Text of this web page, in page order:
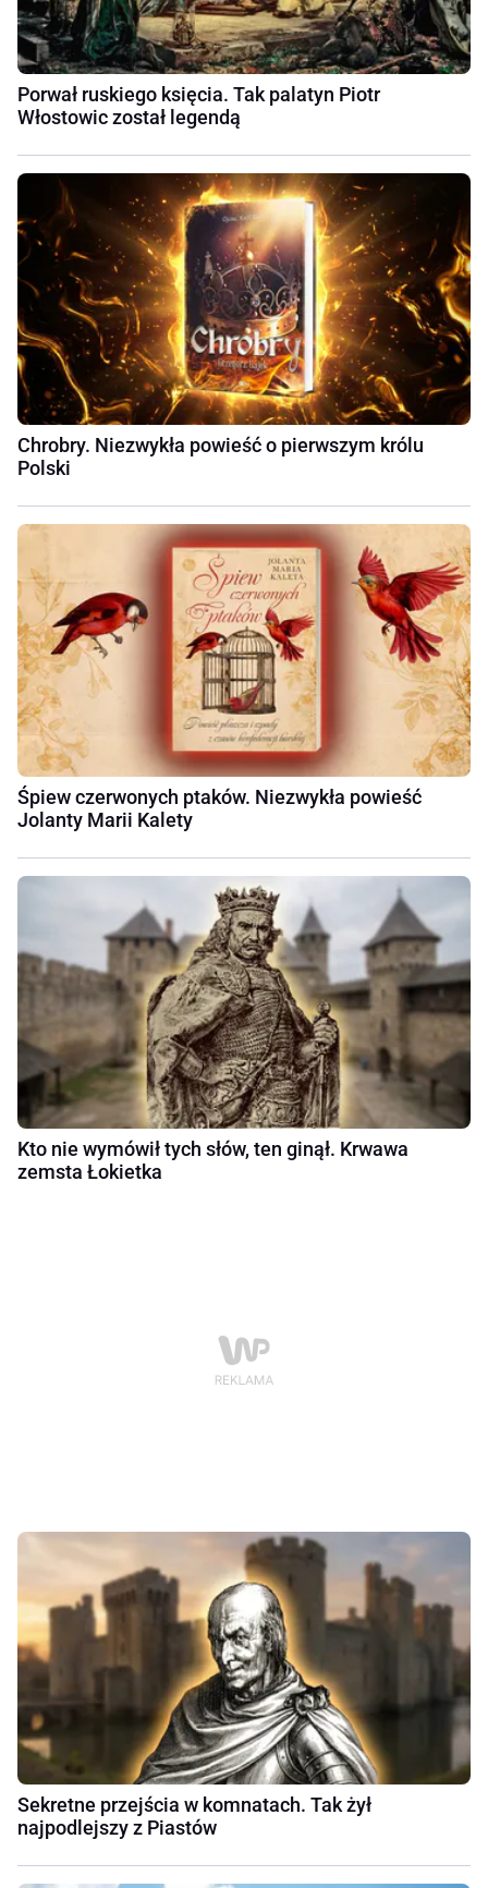
Porwał ruskiego księcia. Tak palatyn Piotr
Włostowic został legendą
Chrobry. Niezwykła powieść o pierwszym królu
Polski
Śpiew czerwonych ptaków. Niezwykła powieść
Jolanty Marii Kalety
Kto nie wymówił tych słów, ten ginął. Krwawa
zemsta Łokietka
Sekretne przejścia w komnatach. Tak żył
najpodlejszy z Piastów